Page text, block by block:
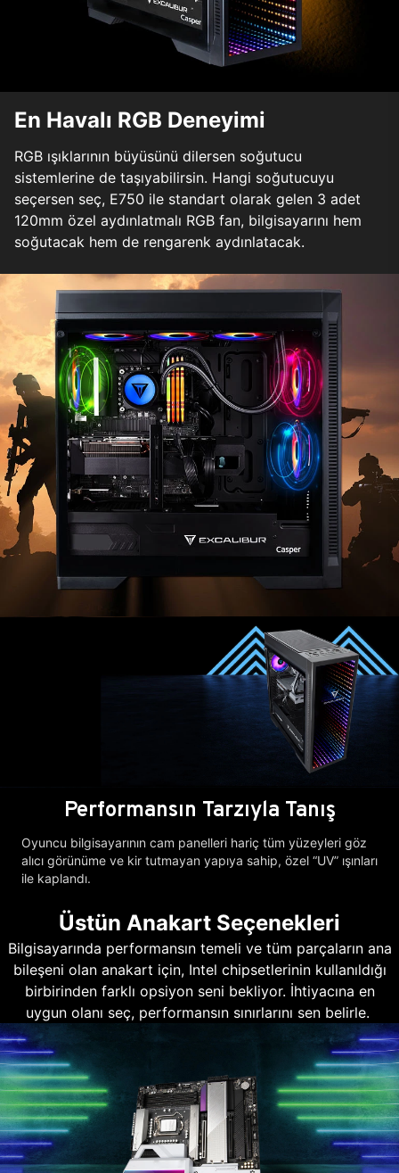
En Havalı RGB Deneyimi
RGB ışıklarının büyüsünü dilersen soğutucu
sistemlerine de taşıyabilirsin. Hangi soğutucuyu
seçersen seç, E750 ile standart olarak gelen 3 adet
120mm özel aydınlatmalı RGB fan, bilgisayarını hem
soğutacak hem de rengarenk aydınlatacak.
Performansın Tarzıyla Tanış
Oyuncu bilgisayarının cam panelleri hariç tüm yüzeyleri göz
alıcı görünüme ve kir tutmayan yapıya sahip, özel “UV” ışınları
ile kaplandı.
Üstün Anakart Seçenekleri
Bilgisayarında performansın temeli ve tüm parçaların ana
bileşeni olan anakart için, Intel chipsetlerinin kullanıldığı
birbirinden farklı opsiyon seni bekliyor. İhtiyacına en
uygun olanı seç, performansın sınırlarını sen belirle.